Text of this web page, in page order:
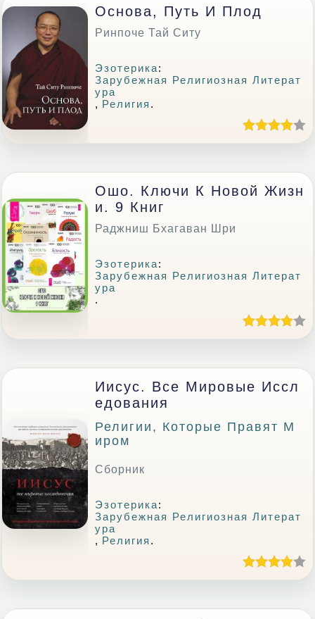
Основа, Путь И Плод
Ринпоче Тай Ситу
Эзотерика:
Зарубежная Религиозная Литерат
Ура
, Религия .
Ошо. Ключи К Новой Жизн
И. 9 Книг
Раджниш Бхагаван Шри
Эзотерика:
Зарубежная Религиозная Литерат
Ура
.
Иисус. Все Мировые Иссл
Едования
Религии, Которые Правят М
Иром
Сборник
Эзотерика:
Зарубежная Религиозная Литерат
Ура
, Религия .